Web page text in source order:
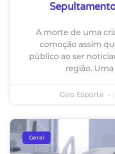
A morte de uma
comoção assim
público ao ser
região.
Giro Esporte
Geral